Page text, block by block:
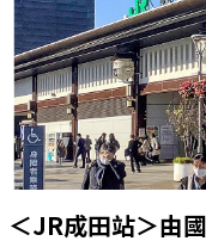
＜JR成田站＞由